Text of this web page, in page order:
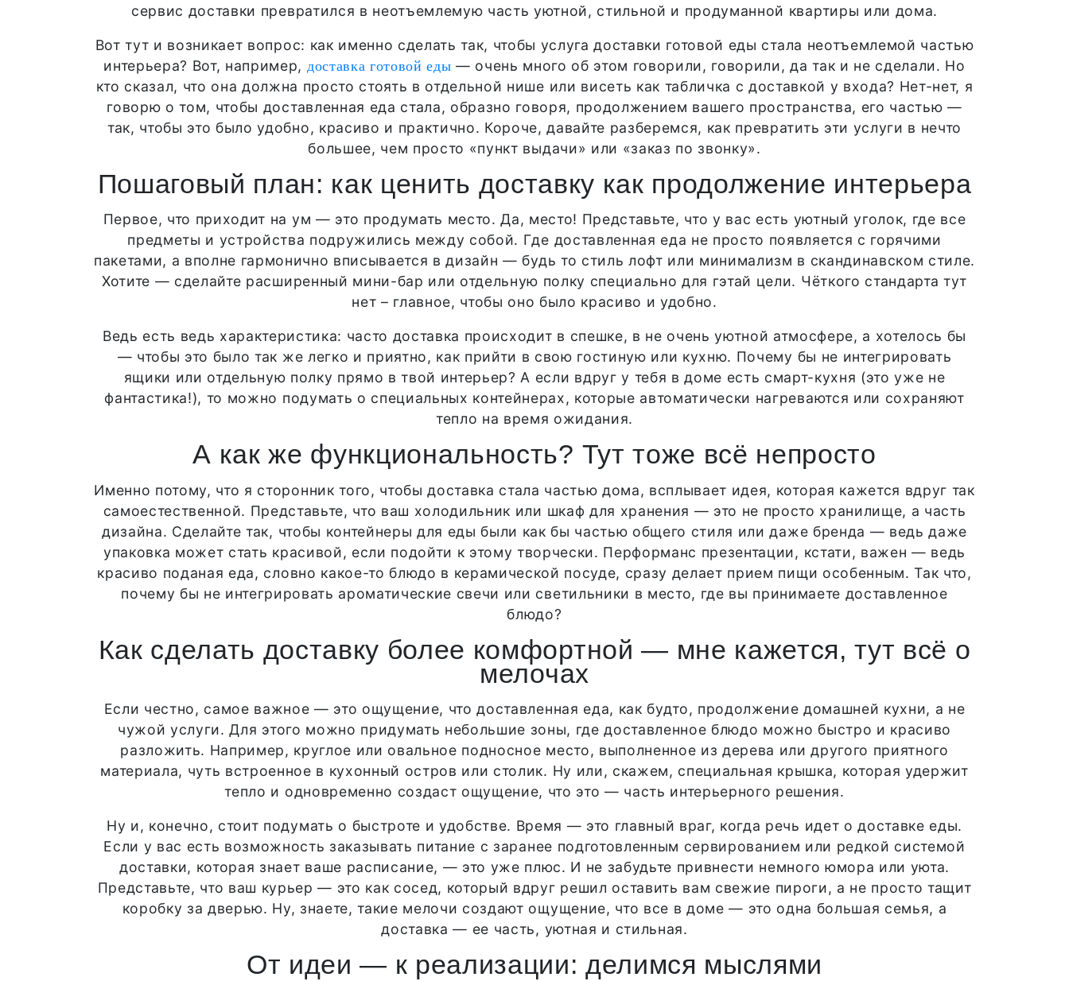
сервис доставки превратился в неотъемлемую часть уютной, стильной и продуманной квартиры или дома.
Вот тут и возникает вопрос: как именно сделать так, чтобы услуга доставки готовой еды стала неотъемлемой частью
интерьера? Вот, например, доставка готовой еды — очень много об этом говорили, говорили, да так и не сделали. Но
кто сказал, что она должна просто стоять в отдельной нише или висеть как табличка с доставкой у входа? Нет-нет, я
говорю о том, чтобы доставленная еда стала, образно говоря, продолжением вашего пространства, его частью —
так, чтобы это было удобно, красиво и практично. Короче, давайте разберемся, как превратить эти услуги в нечто
большее, чем просто «пункт выдачи» или «заказ по звонку».
Пошаговый план: как ценить доставку как продолжение интерьера
Первое, что приходит на ум — это продумать место. Да, место! Представьте, что у вас есть уютный уголок, где все
предметы и устройства подружились между собой. Где доставленная еда не просто появляется с горячими
пакетами, а вполне гармонично вписывается в дизайн — будь то стиль лофт или минимализм в скандинавском стиле.
Хотите — сделайте расширенный мини-бар или отдельную полку специально для гэтай цели. Чёткого стандарта тут
нет – главное, чтобы оно было красиво и удобно.
Ведь есть ведь характеристика: часто доставка происходит в спешке, в не очень уютной атмосфере, а хотелось бы
— чтобы это было так же легко и приятно, как прийти в свою гостиную или кухню. Почему бы не интегрировать
ящики или отдельную полку прямо в твой интерьер? А если вдруг у тебя в доме есть смарт-кухня (это уже не
фантастика!), то можно подумать о специальных контейнерах, которые автоматически нагреваются или сохраняют
тепло на время ожидания.
А как же функциональность? Тут тоже всё непросто
Именно потому, что я сторонник того, чтобы доставка стала частью дома, всплывает идея, которая кажется вдруг так
самоестественной. Представьте, что ваш холодильник или шкаф для хранения — это не просто хранилище, а часть
дизайна. Сделайте так, чтобы контейнеры для еды были как бы частью общего стиля или даже бренда — ведь даже
упаковка может стать красивой, если подойти к этому творчески. Перформанс презентации, кстати, важен — ведь
красиво поданая еда, словно какое-то блюдо в керамической посуде, сразу делает прием пищи особенным. Так что,
почему бы не интегрировать ароматические свечи или светильники в место, где вы принимаете доставленное
блюдо?
Как сделать доставку более комфортной — мне кажется, тут всё о
мелочах
Если честно, самое важное — это ощущение, что доставленная еда, как будто, продолжение домашней кухни, а не
чужой услуги. Для этого можно придумать небольшие зоны, где доставленное блюдо можно быстро и красиво
разложить. Например, круглое или овальное подносное место, выполненное из дерева или другого приятного
материала, чуть встроенное в кухонный остров или столик. Ну или, скажем, специальная крышка, которая удержит
тепло и одновременно создаст ощущение, что это — часть интерьерного решения.
Ну и, конечно, стоит подумать о быстроте и удобстве. Время — это главный враг, когда речь идет о доставке еды.
Если у вас есть возможность заказывать питание с заранее подготовленным сервированием или редкой системой
доставки, которая знает ваше расписание, — это уже плюс. И не забудьте привнести немного юмора или уюта.
Представьте, что ваш курьер — это как сосед, который вдруг решил оставить вам свежие пироги, а не просто тащит
коробку за дверью. Ну, знаете, такие мелочи создают ощущение, что все в доме — это одна большая семья, а
доставка — ее часть, уютная и стильная.
От идеи — к реализации: делимся мыслями